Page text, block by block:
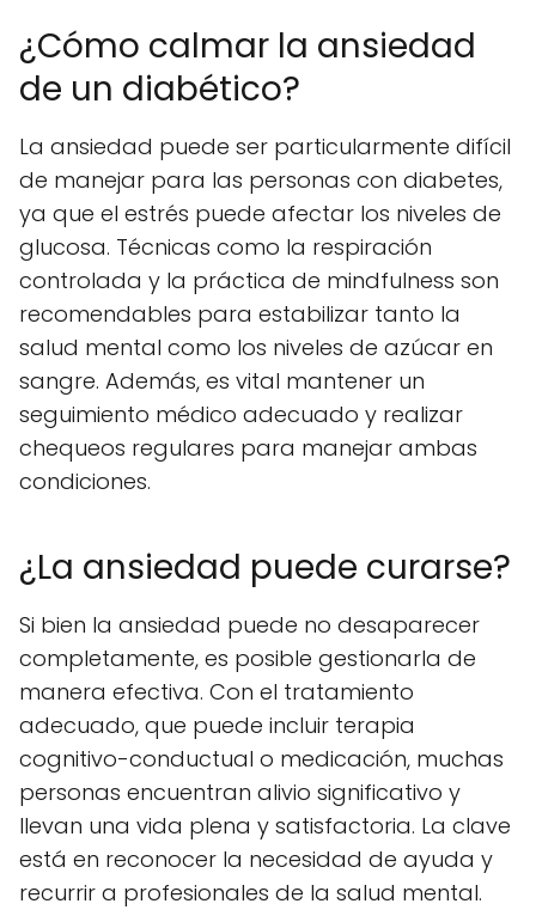
¿Cómo calmar la ansiedad
de un diabético?
La ansiedad puede ser particularmente difícil
de manejar para las personas con diabetes,
ya que el estrés puede afectar los niveles de
glucosa. Técnicas como la respiración
controlada y la práctica de mindfulness son
recomendables para estabilizar tanto la
salud mental como los niveles de azúcar en
sangre. Además, es vital mantener un
seguimiento médico adecuado y realizar
chequeos regulares para manejar ambas
condiciones.
¿La ansiedad puede curarse?
Si bien la ansiedad puede no desaparecer
completamente, es posible gestionarla de
manera efectiva. Con el tratamiento
adecuado, que puede incluir terapia
cognitivo-conductual o medicación, muchas
personas encuentran alivio significativo y
llevan una vida plena y satisfactoria. La clave
está en reconocer la necesidad de ayuda y
recurrir a profesionales de la salud mental.